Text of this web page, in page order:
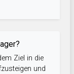
Ziel in die
und